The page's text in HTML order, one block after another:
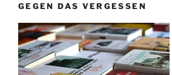
GEGEN DAS VERGESSEN